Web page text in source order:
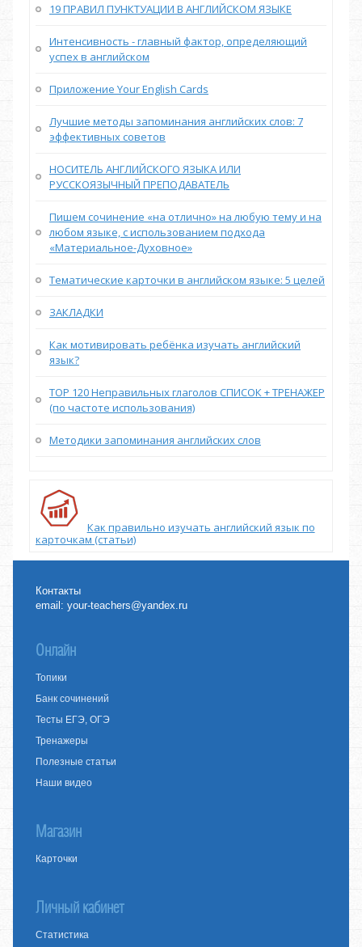
19 ПРАВИЛ ПУНКТУАЦИИ В АНГЛИЙСКОМ ЯЗЫКЕ
Интенсивность - главный фактор, определяющий
успех в английском
Приложение Your English Cards
Лучшие методы запоминания английских слов: 7
эффективных советов
НОСИТЕЛЬ АНГЛИЙСКОГО ЯЗЫКА ИЛИ
РУССКОЯЗЫЧНЫЙ ПРЕПОДАВАТЕЛЬ
Пишем сочинение «на отлично» на любую тему и на
любом языке, с использованием подхода
«Материальное-Духовное»
Тематические карточки в английском языке: 5 целей
ЗАКЛАДКИ
Как мотивировать ребёнка изучать английский
язык?
TOP 120 Неправильных глаголов СПИСОК + ТРЕНАЖЕР
(по частоте использования)
Методики запоминания английских слов
Как правильно изучать английский язык по
карточкам (статьи)
Контакты
email:your-teachers@yandex.ru
Онлайн
Топики
Банк сочинений
Тесты ЕГЭ, ОГЭ
Тренажеры
Полезные статьи
Наши видео
Магазин
Карточки
Личный кабинет
Статистика